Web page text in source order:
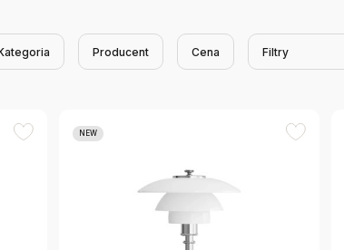
Producent Cena Filtry
NEW